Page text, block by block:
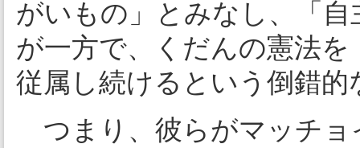
がいもの」とみなし、「
が一方で、くだんの憲法
従属し続けるという倒錯
つまり、彼らがマッチョ